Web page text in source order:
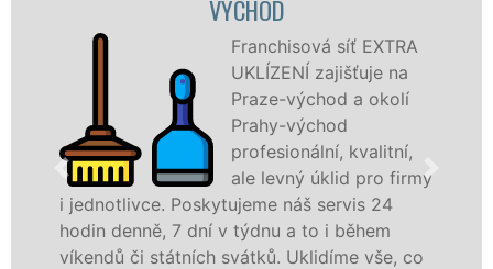
Franchisová síť EXTRA
UKLÍZENÍ zajišťuje na
Praze-východ a okolí
Prahy-východ
profesionální, kvalitní,
ale levný úklid pro firmy
náš servis 24
dní v týdnu a to i během
svátků. Uklidíme vše, co
nabízíme pro
státní podniky,
Středočeském